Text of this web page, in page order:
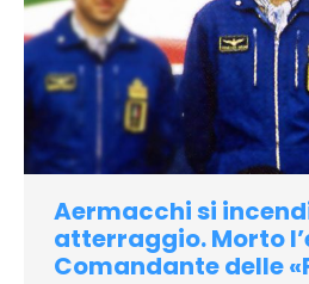
Aermacchi si
atterraggio. Morto
Comandante delle